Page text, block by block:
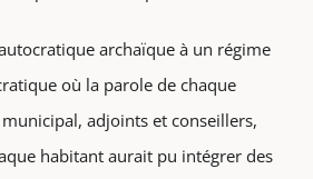
archaïque à un régime
où la parole de chaque
adjoints et conseillers,
habitant aurait pu intégrer des